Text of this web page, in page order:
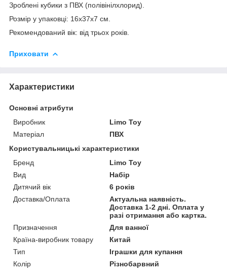
Зроблені кубики з ПВХ (полівінілхлорид).
Розмір у упаковці: 16x37x7 см.
Рекомендований вік: від трьох років.
Приховати
Характеристики
Основні атрибути
Виробник
Limo Toy
Матеріал
ПВХ
Користувальницькі характеристики
Бренд
Limo Toy
Вид
Набір
Дитячий вік
6 років
Доставка/Оплата
Актуальна наявність.
Доставка 1-2 дні. Оплата у
разі отримання або картка.
Призначення
Для ванної
Країна-виробник товару
Китай
Тип
Іграшки для купання
Колір
Різнобарвний